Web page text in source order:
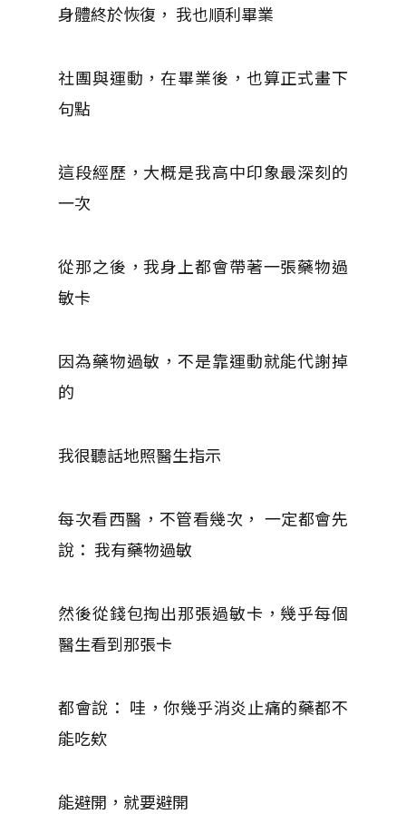
身體終於恢復， 我也順利畢業
社團與運動，在畢業後，也算正式畫下
句點
這段經歷，大概是我高中印象最深刻的
一次
從那之後，我身上都會帶著一張藥物過
敏卡
因為藥物過敏，不是靠運動就能代謝掉
的
我很聽話地照醫生指示
每次看西醫，不管看幾次， 一定都會先
說： 我有藥物過敏
然後從錢包掏出那張過敏卡，幾乎每個
醫生看到那張卡
都會說： 哇，你幾乎消炎止痛的藥都不
能吃欸
能避開，就要避開